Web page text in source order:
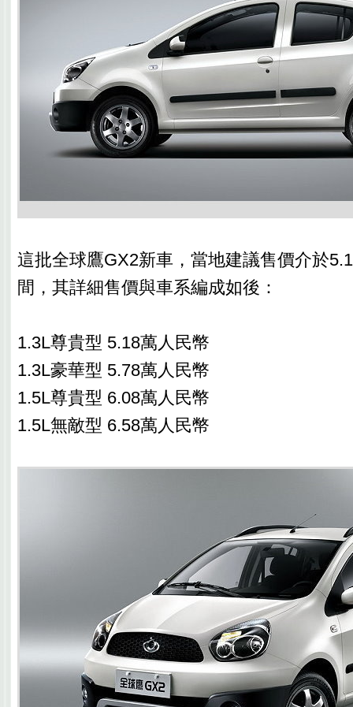
這批全球鷹GX2新車，當地建議售價介於
間，其詳細售價與車系編成如後：
1.3L尊貴型 5.18萬人民幣
1.3L豪華型 5.78萬人民幣
1.5L尊貴型 6.08萬人民幣
1.5L無敵型 6.58萬人民幣